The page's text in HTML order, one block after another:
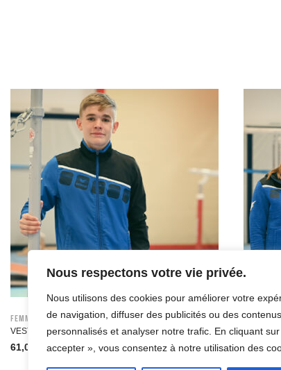
Nous respectons votre vie privée.
Nous utilisons des cookies pour améliorer votre
de navigation, diffuser des publicités ou des contenus
personnalisés et analyser notre trafic. En cliquant
accepter », vous consentez à notre utilisation des
Femme
VESTE JOGGING – UNISEXE
61,00
Femme
VESTE
60,00€